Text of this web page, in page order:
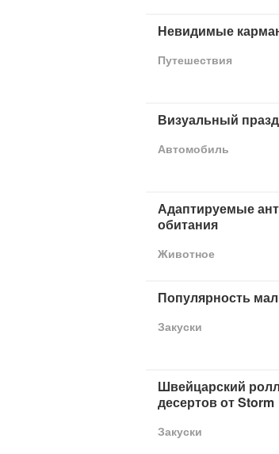
Невидимые
Путешествия
Визуальный
Автомобиль
Адаптируемые
обитания
Животное
Популярность
Закуски
Швейцарский
десертов от Storm
Закуски